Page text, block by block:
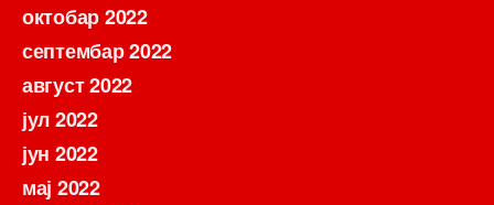
октобар 2022
септембар 2022
август 2022
јул 2022
јун 2022
мај 2022